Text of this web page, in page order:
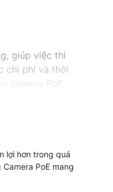
giúp việc thi
chi phí và thời
camera PoE
lợi hơn trong quá
PoE mang